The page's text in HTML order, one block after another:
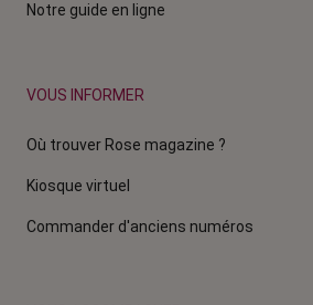
Notre guide en ligne
VOUS INFORMER
Où trouver Rose magazine ?
Kiosque virtuel
Commander d'anciens numéros